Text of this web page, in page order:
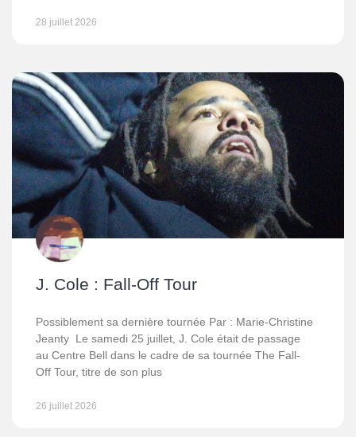
28 juillet 2026
J. Cole : Fall-Off Tour
Possiblement sa dernière tournée Par : Marie-Christine
Jeanty Le samedi 25 juillet, J. Cole était de passage
au Centre Bell dans le cadre de sa tournée The Fall-
Off Tour, titre de son plus
26 juillet 2026